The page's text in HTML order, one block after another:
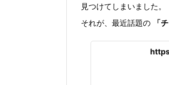
見つけてしまいました。
それが、最近話題の
「